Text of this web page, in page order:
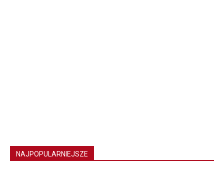
NAJPOPULARNIEJSZE